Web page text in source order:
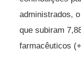
administrados,
que subiram
farmacêuticos